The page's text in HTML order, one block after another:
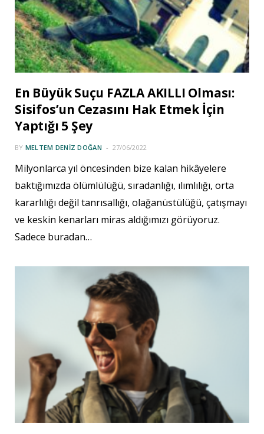
En Büyük Suçu FAZLA AKILLI Olması:
Sisifos’un Cezasını Hak Etmek İçin
Yaptığı 5 Şey
BY MELTEM DENIZ DOĞAN 27/06/2022
Milyonlarca yıl öncesinden bize kalan hikâyelere
baktığımızda ölümlülüğü, sıradanlığı, ılımlılığı, orta
kararlılığı değil tanrısallığı, olağanüstülüğü, çatışmayı
ve keskin kenarları miras aldığımızı görüyoruz.
Sadece buradan…